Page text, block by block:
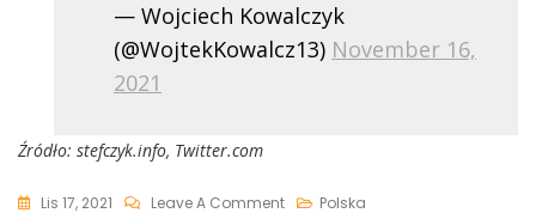
— Wojciech Kowalczyk
(@WojtekKowalcz13) November 16,
2021
Źródło: stefczyk.info, Twitter.com
Lis 17, 2021 Leave A CommentOn
Polska